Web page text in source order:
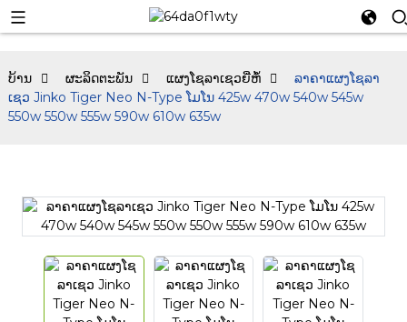
ບ້ານ ຜະລິດຕະພັນ ແຜງໂຊລາເຊວຍີ່ຫໍ້
ລາຄາແຜງໂຊລາ
ເຊວ Jinko Tiger Neo N-Type ໂມໂນ 425w 470w 540w 545w
550w 550w 555w 590w 610w 635w